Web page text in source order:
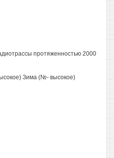
протяженностью 2000
Зима (№- высокое)